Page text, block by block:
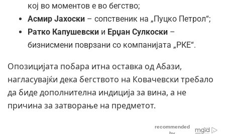
кој во моментов е во бегство;
Асмир Јахоски – сопственик на „Пуцко Петрол“;
Ратко Капушевски и Ерџан Сулкоски –
бизнисмени поврзани со компанијата „РКЕ“.
Опозицијата побара итна оставка од Абази,
нагласувајќи дека бегството на Ковачевски требало
да биде дополнителна индиција за вина, а не
причина за затворање на предметот.